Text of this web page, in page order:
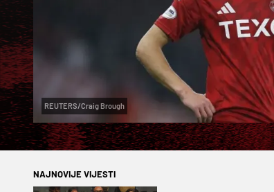
REUTERS/Craig Brough
NAJNOVIJE VIJESTI